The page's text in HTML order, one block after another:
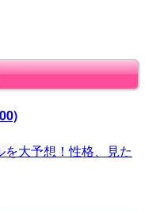
大予想！性格、見た